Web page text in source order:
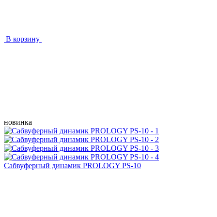
В корзину
новинка
Сабвуферный динамик PROLOGY PS-10